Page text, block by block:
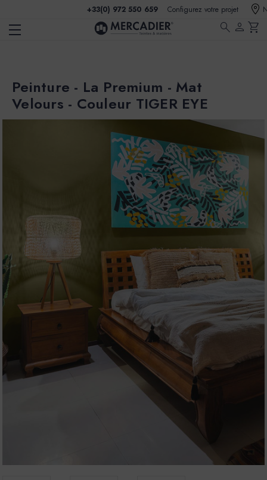
+33(0) 972 550 659 Configurez votre projet
search person shopping_cart
Peinture - La Premium - Mat
Velours - Couleur TIGER EYE